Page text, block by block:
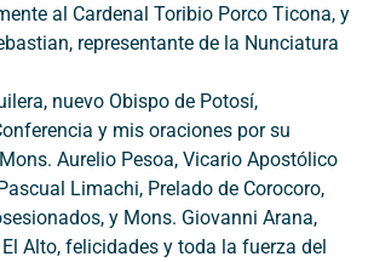
al Cardenal Toribio Porco Ticona, y
representante de la Nunciatura
nuevo Obispo de Potosí,
y mis oraciones por su
Aurelio Pesoa, Vicario Apostólico
Limachi, Prelado de Corocoro,
y Mons. Giovanni Arana,
Alto, felicidades y toda la fuerza del